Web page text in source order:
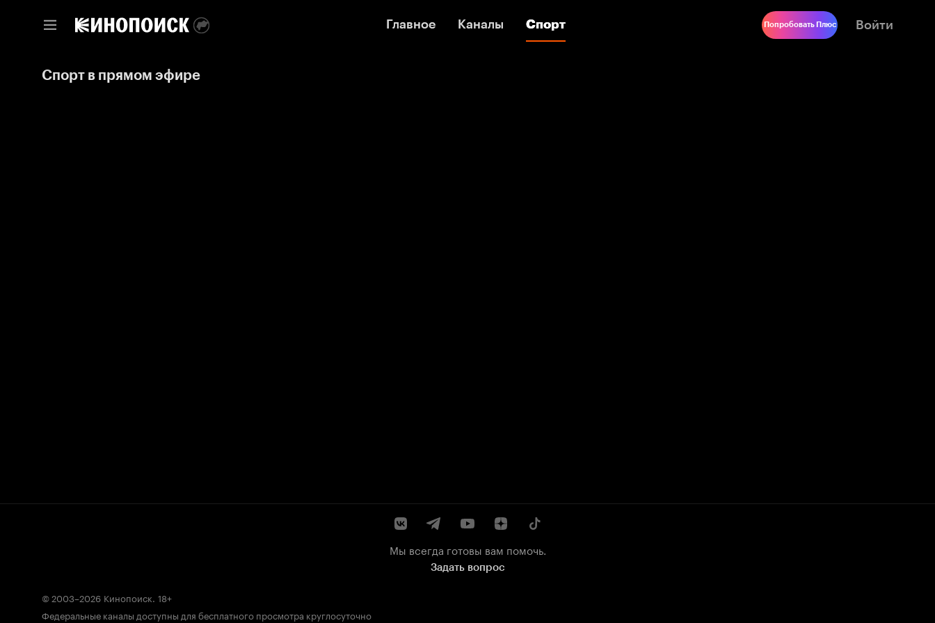
Главное Каналы Спорт
Главное Каналы Спорт Попробовать Плюс Войти
Спорт в прямом эфире
Мы всегда готовы вам помочь.
Задать вопрос
© 2003–2026 Кинопоиск. 18+
Федеральные каналы доступны для бесплатного просмотра круглосуточно